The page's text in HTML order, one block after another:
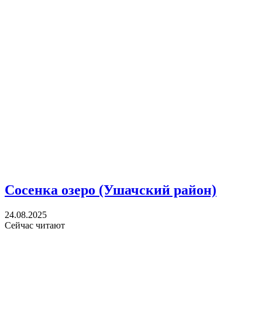
Сосенка озеро (Ушачский район)
24.08.2025
Сейчас читают